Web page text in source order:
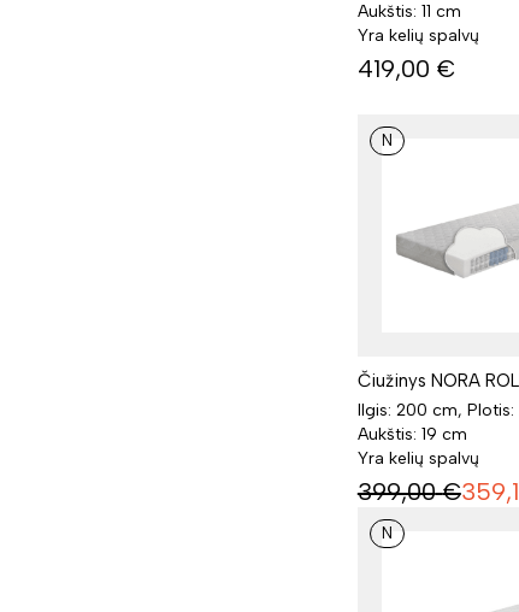
Aukštis: 11 cm
Yra kelių spalvų
419,00 €
N
Čiužinys NORA
Ilgis: 200 cm,
Aukštis: 19 cm
Yra kelių spalvų
399,00 €
N